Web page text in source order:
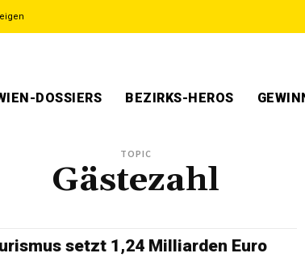
DOSSIERS BEZIRKS-HEROS
TOPIC
Gästezahl
setzt 1,24 Milliarden Euro